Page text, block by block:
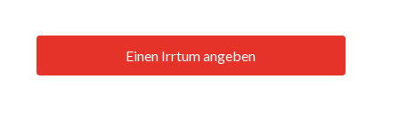
Einen Irrtum angeben